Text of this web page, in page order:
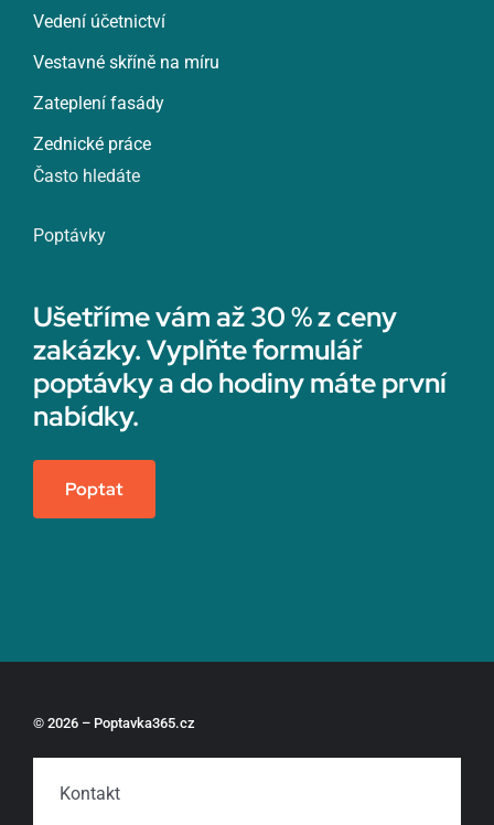
Vedení účetnictví
Vestavné skříně na míru
Zateplení fasády
Zednické práce
Často hledáte
Poptávky
Ušetříme vám až 30 % z ceny
zakázky. Vyplňte formulář
poptávky a do hodiny máte první
nabídky.
Poptat
© 2026 – Poptavka365.cz
Kontakt